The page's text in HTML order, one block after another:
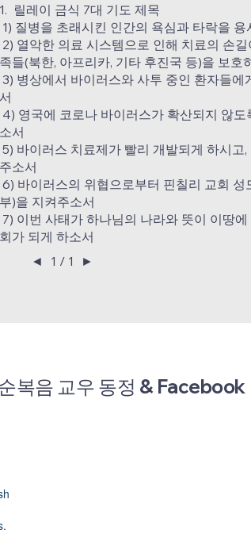
1. 릴레이 금식 7대 기도 제목
1) 질병을 초래시킨 인간의 욕심과 타락을 용
2) 열악한 의료 시스템으로 인해 치료의 손
족들(북한, 아프리카, 기타 후진국 등)을 보호
3) 병상에서 바이러스와 사투 중인 환자들에
서
4) 영국에 코로나 바이러스가 확산되지 않
소서
5) 바이러스 치료제가 빨리 개발되게 하시고
주소서
6) 바이러스의 위협으로부터 핀칠리 교회 성
부)을 지켜주소서
7) 이번 사태가 하나님의 나라와 뜻이 이땅
회가 되게 하소서
◄
1 / 1 ►
복음 교우 동정 & Facebook